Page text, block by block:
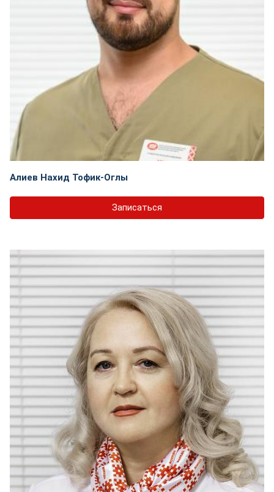
Алиев Нахид Тофик-Оглы
Записаться